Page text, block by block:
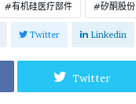
有机硅医疗部件 矽酮股份
Twitter Linkedin
Twitter